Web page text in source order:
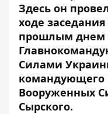
Здесь он
ходе
прошлым днем
Силами
командующего
Вооруженных
Сырского.